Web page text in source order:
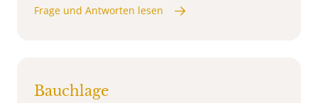
Frage und Antworten lesen
Bauchlage